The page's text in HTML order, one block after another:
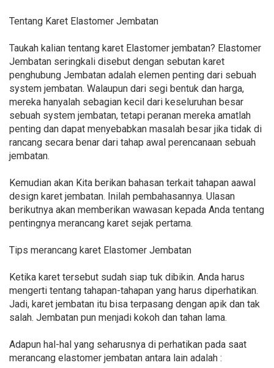
Tentang Karet Elastomer Jembatan
Taukah kalian tentang karet Elastomer jembatan? Elastomer
Jembatan seringkali disebut dengan sebutan karet
penghubung Jembatan adalah elemen penting dari sebuah
system jembatan. Walaupun dari segi bentuk dan harga,
mereka hanyalah sebagian kecil dari keseluruhan besar
sebuah system jembatan, tetapi peranan mereka amatlah
penting dan dapat menyebabkan masalah besar jika tidak di
rancang secara benar dari tahap awal perencanaan sebuah
jembatan.
Kemudian akan Kita berikan bahasan terkait tahapan aawal
design karet jembatan. Inilah pembahasannya. Ulasan
berikutnya akan memberikan wawasan kepada Anda tentang
pentingnya merancang karet sejak pertama.
Tips merancang karet Elastomer Jembatan
Ketika karet tersebut sudah siap tuk dibikin. Anda harus
mengerti tentang tahapan-tahapan yang harus diperhatikan.
Jadi, karet jembatan itu bisa terpasang dengan apik dan tak
salah. Jembatan pun menjadi kokoh dan tahan lama.
Adapun hal-hal yang seharusnya di perhatikan pada saat
merancang elastomer jembatan antara lain adalah :